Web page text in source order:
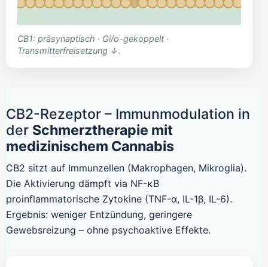
CB1: präsynaptisch · Gi/o-gekoppelt ·
Transmitterfreisetzung ↓.
CB2-Rezeptor – Immunmodulation in
der Schmerztherapie mit
medizinischem Cannabis
CB2 sitzt auf Immunzellen (Makrophagen, Mikroglia).
Die Aktivierung dämpft via NF-κB
proinflammatorische Zytokine (TNF-α, IL-1β, IL-6).
Ergebnis: weniger Entzündung, geringere
Gewebsreizung – ohne psychoaktive Effekte.